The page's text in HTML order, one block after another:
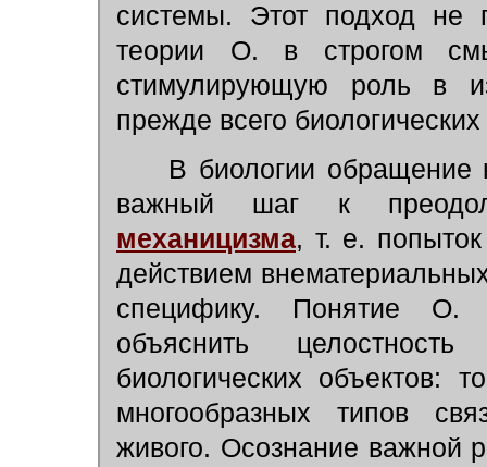
системы. Этот подход не
теории О. в строгом
стимулирующую роль в
прежде всего
В биологии обращение
важный шаг к
механицизма, т. е.
действием
специфику. Понятие О.
объяснить
биологических объектов:
многообразных типов
живого. Осознание важной